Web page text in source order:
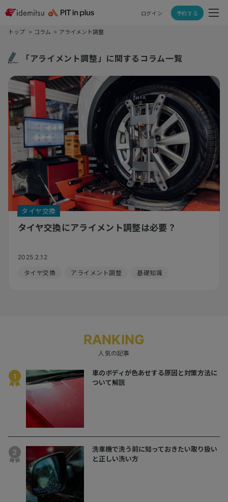
ログイン 予約する
トップ コラム アライメント調整
「アライメント調整」に関するコラム一覧
タイヤ交換
タイヤ交換にアライメント調整は必要？
2025.2.12
タイヤ交換 アライメント調整 基礎知識
RANKING
人気の記事
車のボディが色あせする原因と対策方法に
ついて解説
洗車機で洗う前に知っておきたい取り扱い
と正しい洗い方